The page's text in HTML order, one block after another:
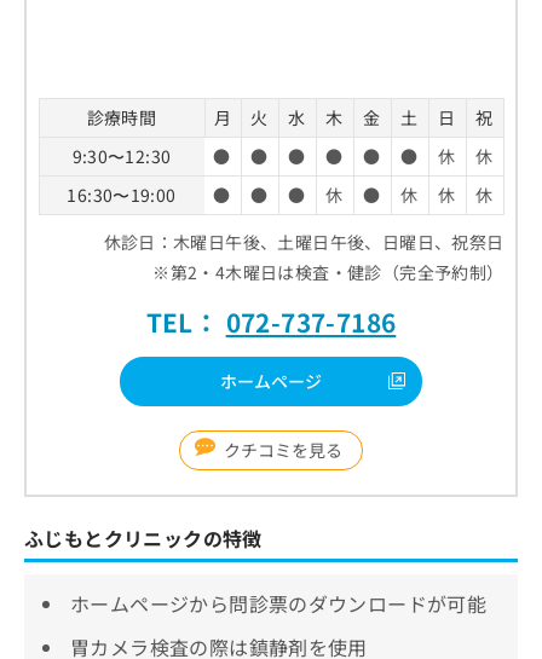
診療時間 月 火 水 木 金 土 日
祝
9:30〜12:30
● ● ● ● ● ● 休
休
16:30〜19:00
● ● ● 休 ● 休 休
休
休診日：木曜日午後、土曜日午後、日曜日、祝祭日
※第2・4木曜日は検査・健診（完全予約制）
TEL： 072-737-7186
ホームページ
クチコミを見る
ふじもとクリニックの特徴
ホームページから問診票のダウンロードが可能
胃カメラ検査の際は鎮静剤を使用